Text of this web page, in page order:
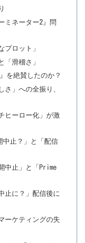
ミネーター2』問
ロット」
滑稽さ」
を絶賛したのか？
」への全振り、
ヒーロー化」が激
中止？」と「配信
中止」と「Prime
止に？」配信後に
ーケティングの失